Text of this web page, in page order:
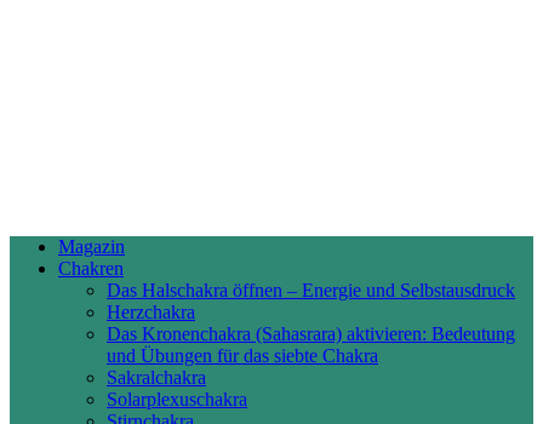
Magazin
Chakren
Das Halschakra öffnen – Energie und Selbstausdruck
Herzchakra
Das Kronenchakra (Sahasrara) aktivieren: Bedeutung
und Übungen für das siebte Chakra
Sakralchakra
Solarplexuschakra